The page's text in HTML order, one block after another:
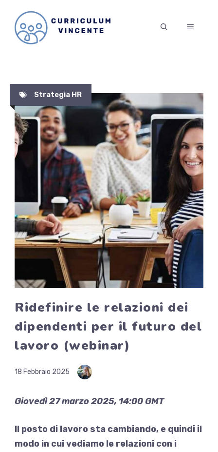
contenuto
MENU
Strategia HR
Ridefinire le relazioni dei
dipendenti per il futuro del
lavoro (webinar)
18 Febbraio 2025
Giovedì 27 marzo 2025, 14:00 GMT
Il posto di lavoro sta cambiando, e quindi il
modo in cui vediamo le relazioni con i